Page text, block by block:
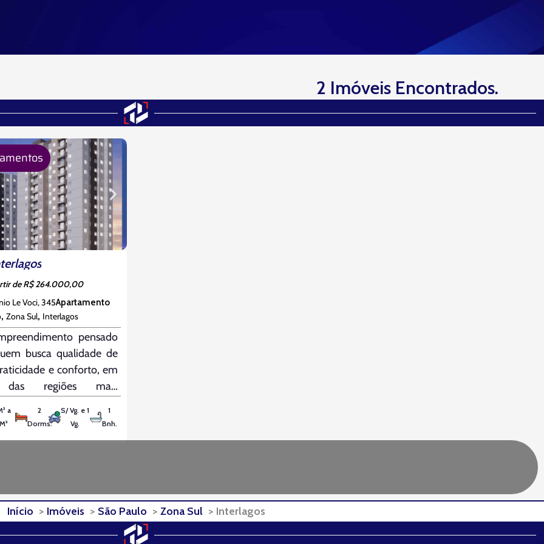
2 Imóveis Encontrados.
de R$ 264.000,00
Le Voci, 345Apartamento
, Zona Sul, Interlagos
pensado
busca qualidade de
e conforto, em
regiões mais
a apenas 4 minutos
e está próximo ao
a
2
Dorms.
S/ Vg. e 1
Vg.
1
Bnh.
Início Imóveis São Paulo Zona Sul Interlagos